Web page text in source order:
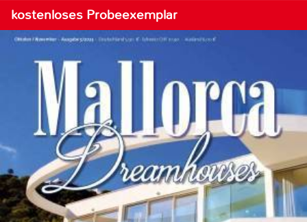
kostenloses Probeexemplar